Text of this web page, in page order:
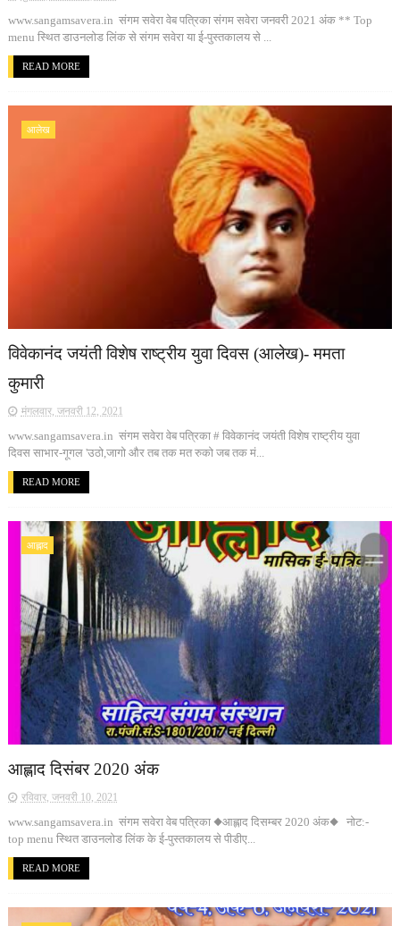
www.sangamsavera.in संगम सवेरा वेब पत्रिका संगम सवेरा जनवरी 2021 अंक ** Top
menu स्थित डाउनलोड लिंक से संगम सवेरा या ई-पुस्तकालय से ...
READ MORE
आलेख
विवेकानंद जयंती विशेष राष्ट्रीय युवा दिवस (आलेख)- ममता
कुमारी
मंगलवार, जनवरी 12, 2021
www.sangamsavera.in संगम सवेरा वेब पत्रिका # विवेकानंद जयंती विशेष राष्ट्रीय युवा
दिवस साभार-गूगल 'उठो,जागो और तब तक मत रुको जब तक मं...
READ MORE
आह्लाद
आह्लाद दिसंबर 2020 अंक
रविवार, जनवरी 10, 2021
www.sangamsavera.in संगम सवेरा वेब पत्रिका ◆आह्लाद दिसम्बर 2020 अंक◆ नोट:-
top menu स्थित डाउनलोड लिंक के ई-पुस्तकालय से पीडीए...
READ MORE